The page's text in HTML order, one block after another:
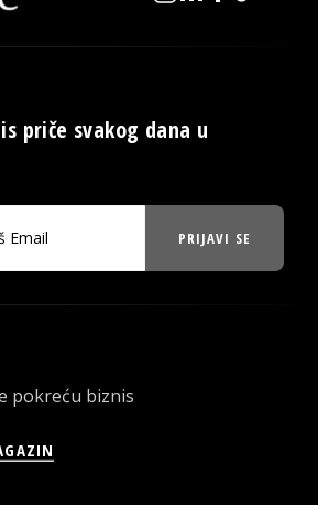
priče svakog dana u
PRIJAVI SE
pokreću biznis